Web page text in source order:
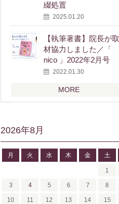
綴処置
2025.01.20
【執筆著書】院長が取
材協力しました／「
nico 」2022年2月号
2022.01.30
MORE
2026年8月
月 火 水 木 金 土
1
3 4 5 6 7 8
10 11 12 13 14 15